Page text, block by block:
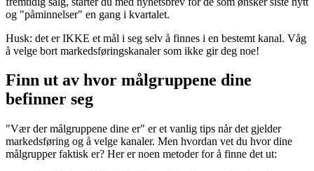
og "påminnelser" en gang i kvartalet.
Husk: det er IKKE et mål i seg selv å finnes i en bestemt kanal. Våg
å velge bort markedsføringskanaler som ikke gir deg noe!
Finn ut av hvor målgruppene dine
befinner seg
"Vær der målgruppene dine er" er et vanlig tips når det gjelder
markedsføring og å velge kanaler. Men hvordan vet du hvor dine
målgrupper faktisk er? Her er noen metoder for å finne det ut: